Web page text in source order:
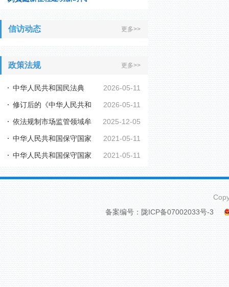
信访动态 更多>>
政策法规 更多>>
2026-05-11
中华人民共和国民法典
2026-05-11
修订后的《中华人民共和
国行政复议法实施... 2025-12-05
依法规制市场监管领域牟
利性职业投诉举报... 2021-05-11
中华人民共和国保守国家
秘密法 2021-05-11
中华人民共和国保守国家
备案编号：陇ICP备07002033号-3